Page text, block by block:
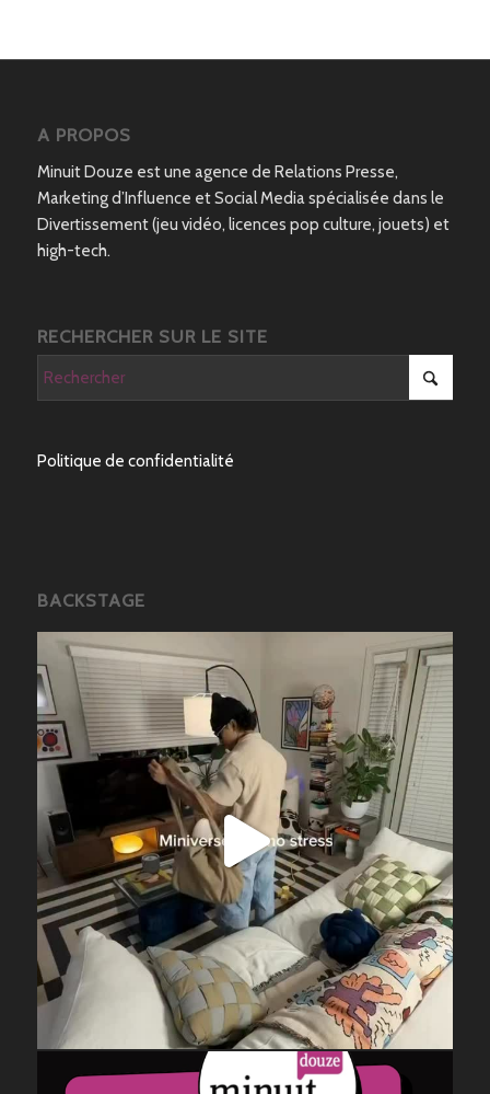
A PROPOS
Minuit Douze est une agence de Relations Presse,
Marketing d’Influence et Social Media spécialisée dans le
Divertissement (jeu vidéo, licences pop culture, jouets) et
high-tech.
RECHERCHER SUR LE SITE
Politique de confidentialité
BACKSTAGE